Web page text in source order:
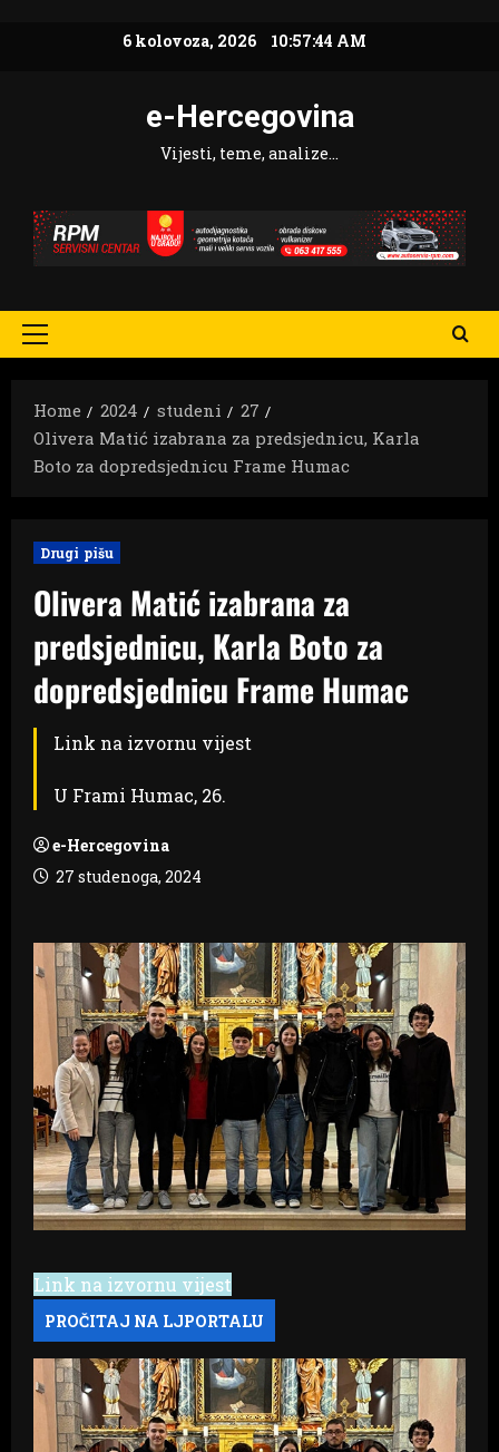
6 kolovoza, 2026 10:57:45 AM
e-Hercegovina
Vijesti, teme, analize…
Primary
Home
2024 studeni
27
Olivera Matić izabrana za predsjednicu, Karla
Boto za dopredsjednicu Frame Humac
Drugi pišu
Olivera Matić izabrana za
predsjednicu, Karla Boto za
dopredsjednicu Frame Humac
Link na izvornu vijest
U Frami Humac, 26.
e-Hercegovina
27 studenoga, 2024
Link na izvornu vijest